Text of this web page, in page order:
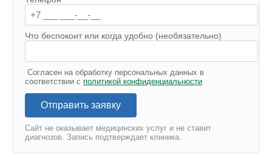
Что беспокоит или когда удобно (необязательно)
Согласен на обработку персональных данных в
соответствии с политикой конфиденциальности
Отправить заявку
Сайт не оказывает медицинских услуг и не ставит
диагнозов. Запись подтверждает клиника.